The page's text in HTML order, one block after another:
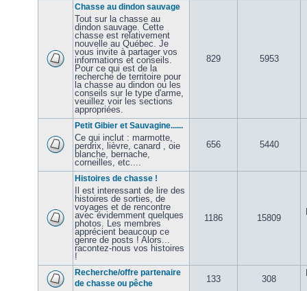
Chasse au dindon sauvage
Tout sur la chasse au
dindon sauvage. Cette
chasse est relativement
nouvelle au Québec. Je
vous invite à partager vos
informations et conseils.
Pour ce qui est de la
recherche de territoire pour
la chasse au dindon ou les
conseils sur le type d'arme,
veuillez voir les sections
appropriées.
829 5953
Petit Gibier et Sauvagine......
Ce qui inclut : marmotte,
perdrix, lièvre, canard , oie
blanche, bernache,
corneilles, etc....
656 5440
Histoires de chasse !
Il est interessant de lire des
histoires de sorties, de
voyages et de rencontre
avec évidemment quelques
photos. Les membres
apprécient beaucoup ce
genre de posts ! Alors...
racontez-nous vos histoires
!
1186 15809
Recherche/offre partenaire
de chasse ou pêche
133 308